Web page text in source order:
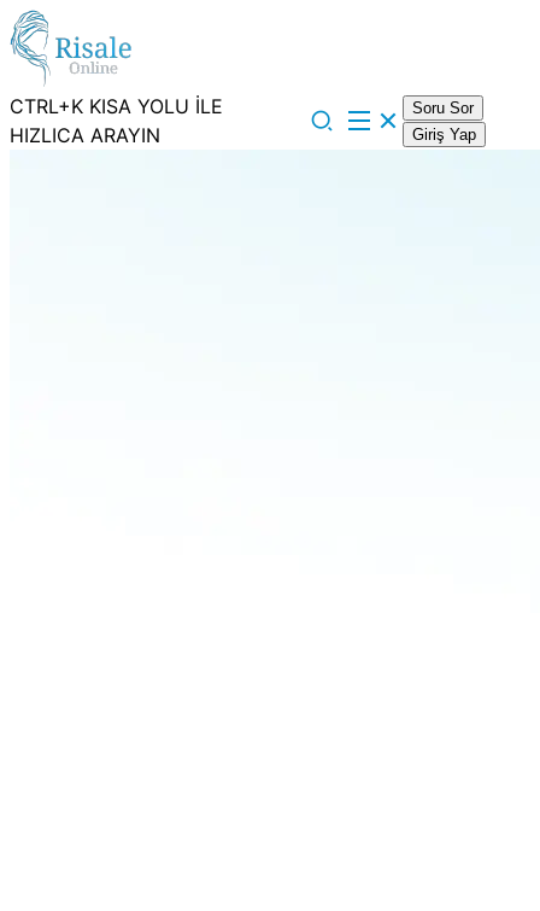
CTRL+K KISA YOLU İLE
HIZLICA ARAYIN
Soru Sor
Giriş Yap